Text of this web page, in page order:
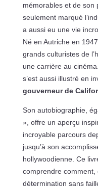
mémorables et de son
seulement marqué
a aussi eu une vie
Né en Autriche en
grands culturistes de
une carrière au
s’est aussi illustré en
gouverneur de
Son autobiographie,
», offre un aperçu
incroyable parcours
jusqu’à son
hollywoodienne. Ce
comprendre
détermination sans